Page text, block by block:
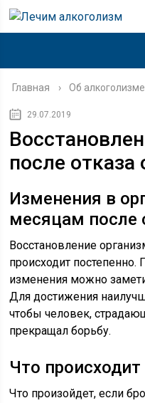
Главная › Об алкоголизме
29.07.2019
после отказа
Изменения в
месяцам после
Восстановление
происходит
изменения можно
Для достижения
чтобы человек,
прекращал борьбу.
Что происходит
Что произойдет, если